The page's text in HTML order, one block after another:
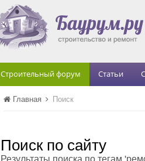
Строительный форум Статьи
Главная Поиск
Поиск по сайту